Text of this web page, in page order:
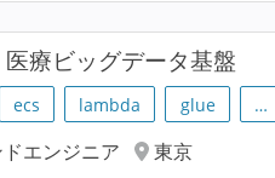
医療ビッグデータ基盤
ecs lambda glue …
エンジニア 東京